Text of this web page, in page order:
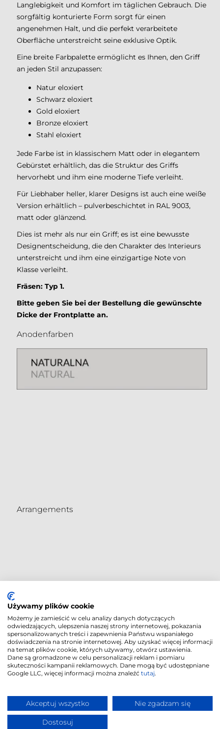
Langlebigkeit und Komfort im täglichen Gebrauch. Die
sorgfältig konturierte Form sorgt für einen
angenehmen Halt, und die perfekt verarbeitete
Oberfläche unterstreicht seine exklusive Optik.
Eine breite Farbpalette ermöglicht es Ihnen, den Griff
an jeden Stil anzupassen:
Natur eloxiert
Schwarz eloxiert
Gold eloxiert
Bronze eloxiert
Stahl eloxiert
Jede Farbe ist in klassischem Matt oder in elegantem
Gebürstet erhältlich, das die Struktur des Griffs
hervorhebt und ihm eine moderne Tiefe verleiht.
Für Liebhaber heller, klarer Designs ist auch eine weiße
Version erhältlich – pulverbeschichtet in RAL 9003,
matt oder glänzend.
Dies ist mehr als nur ein Griff; es ist eine bewusste
Designentscheidung, die den Charakter des Interieurs
unterstreicht und ihm eine einzigartige Note von
Klasse verleiht.
Fräsen: Typ 1.
Bitte geben Sie bei der Bestellung die gewünschte
Dicke der Frontplatte an.
Anodenfarben
Arrangements
Cookies Policy|
© 2018
Proadax
Używamy plików cookie
Możemy je zamieścić w celu analizy danych dotyczących
odwiedzających, ulepszenia naszej strony internetowej, pokazania
spersonalizowanych treści i zapewnienia Państwu wspaniałego
doświadczenia na stronie internetowej. Aby uzyskać więcej informacji
na temat plików cookie, których używamy, otwórz ustawienia.
Dane są gromadzone w celu personalizacji reklam i pomiaru
skuteczności kampanii reklamowych. Dane mogą być udostępniane
Google LLC, więcej informacji można znaleźć tutaj.
Akceptuj wszystko Nie zgadzam się
Dostosuj